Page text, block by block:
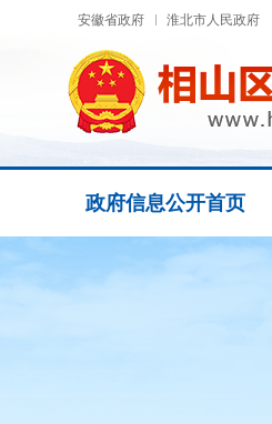
安徽省政府 淮北市人民政府
政府信息公开首页